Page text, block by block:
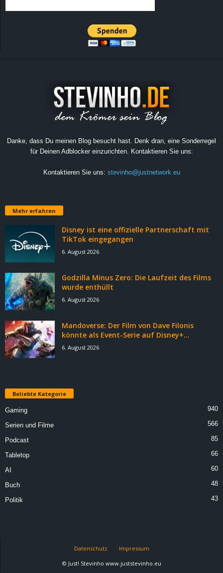
Danke, dass Du meinen Blog besucht hast. Denk dran, eine Sonderregel
für Deinen Adblocker einzurichten. Kontaktieren Sie uns:
Kontaktieren Sie uns: stevinho@justnetwork.eu
Mehr erfahren
Disney ist eine offizielle Partnerschaft mit
TikTok eingegangen
6. August 2026
Godzilla Minus Zero: Die Laufzeit des Films
wurde enthüllt
6. August 2026
Mandoverse: Der Film von Dave Filonis
könnte als Event-Serie auf Disney+...
6. August 2026
Beliebte Kategorie
Gaming 940
Serien und Filme 566
Podcast 85
Tabletop 66
AI 60
Buch 48
Politik 43
Datenschutz
Impressum
© Just! Stevinho www.juststevinho.eu